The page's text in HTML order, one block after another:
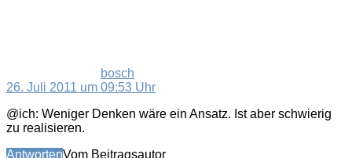
bosch
26. Juli 2011 um 09:53 Uhr
@ich: Weniger Denken wäre ein Ansatz. Ist aber schwierig
zu realisieren.
AntwortenVom Beitragsautor